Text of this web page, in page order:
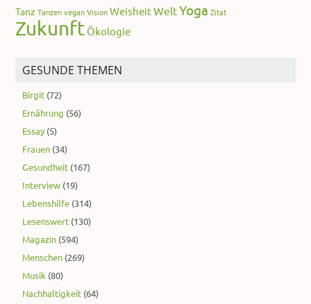
Tanz Tanzen vegan Vision WeisheitWeltYoga Zitat
Zukunft Ökologie
GESUNDE THEMEN
Birgit (72)
Ernährung (56)
Essay (5)
Frauen (34)
Gesundheit (167)
Interview (19)
Lebenshilfe (314)
Lesenswert (130)
Magazin (594)
Menschen (269)
Musik (80)
Nachhaltigkeit (64)